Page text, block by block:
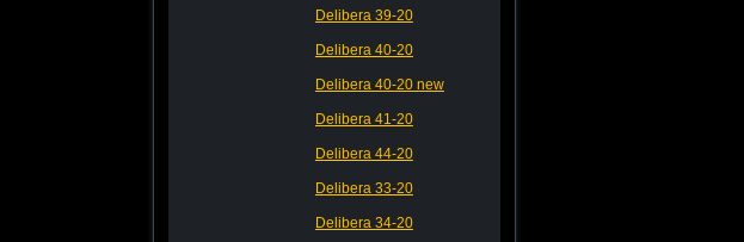
Delibera 39-20
Delibera 40-20
Delibera 40-20 new
Delibera 41-20
Delibera 44-20
Delibera 33-20
Delibera 34-20